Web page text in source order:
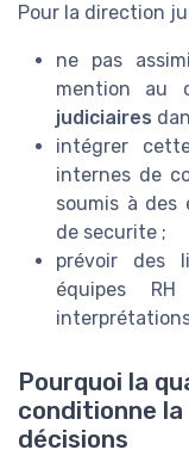
Pour la direction
ne pas
mention au
judiciaires
intégrer
internes de
soumis à des
de securite ;
prévoir des
équipes
Pourquoi la
conditionne
décisions